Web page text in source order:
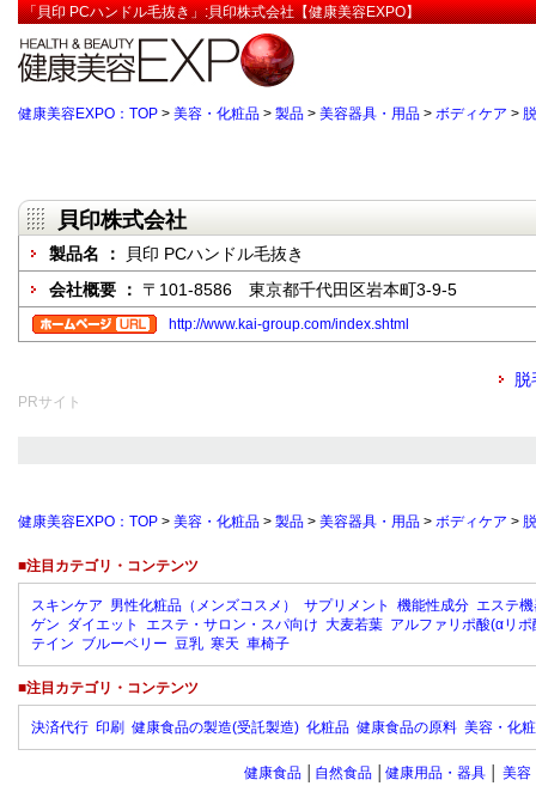
「貝印 PCハンドル毛抜き」:貝印株式会社【健康美容EXPO】
健康美容EXPO：TOP > 美容・化粧品 > 製品 > 美容器具・用品 > ボディケア >
貝印株式会社
製品名 ：
貝印 PCハンドル毛抜き
会社概要 ： 〒101-8586 東京都千代田区岩本町3-9-5
http://www.kai-group.com/index.shtml
脱
PRサイト
健康美容EXPO：TOP > 美容・化粧品 > 製品 > 美容器具・用品 > ボディケア >
■注目カテゴリ・コンテンツ
スキンケア 男性化粧品（メンズコスメ） サプリメント 機能性成分 エステ
ゲン ダイエット エステ・サロン・スパ向け 大麦若葉 アルファリポ酸(αリポ
テイン ブルーベリー 豆乳 寒天 車椅子
■注目カテゴリ・コンテンツ
決済代行 印刷 健康食品の製造(受託製造) 化粧品 健康食品の原料 美容・化
健康食品 自然食品 健康用品・器具 美容